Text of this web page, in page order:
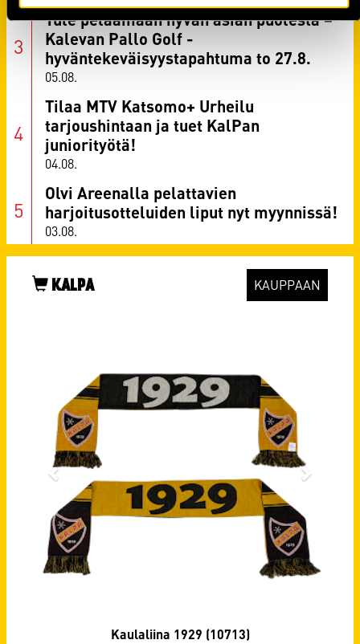
05.08.
Tule pelaamaan hyvän asian puolesta –
Kalevan Pallo Golf -
hyväntekeväisyystapahtuma to 27.8.
04.08.
Tilaa MTV Katsomo+ Urheilu
tarjoushintaan ja tuet KalPan
juniorityötä!
03.08.
Olvi Areenalla pelattavien
harjoitusotteluiden liput nyt myynnissä!
KALPA KAUPPAAN
Kaulaliina 1929 (10713)